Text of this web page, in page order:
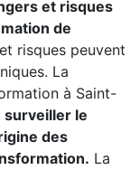
et risques
de
risques peuvent
La
à Saint-
surveiller le
des
La